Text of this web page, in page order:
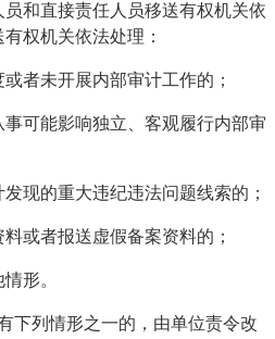
和直接责任人员移送有权机关依
权机关依法处理：
者未开展内部审计工作的；
事可能影响独立、客观履行内部审
现的重大违纪违法问题线索的；
或者报送虚假备案资料的；
形。
列情形之一的，由单位责令改